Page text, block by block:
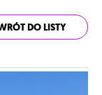
DO LISTY